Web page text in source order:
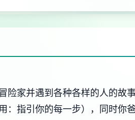
险家并遇到各种各样的人的故
：指引你的每一步），同时